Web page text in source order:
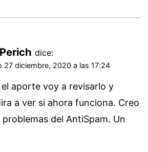
dice:
27 diciembre, 2020 a las 17:24
aporte voy a revisarlo y
a ver si ahora funciona. Creo
del AntiSpam. Un